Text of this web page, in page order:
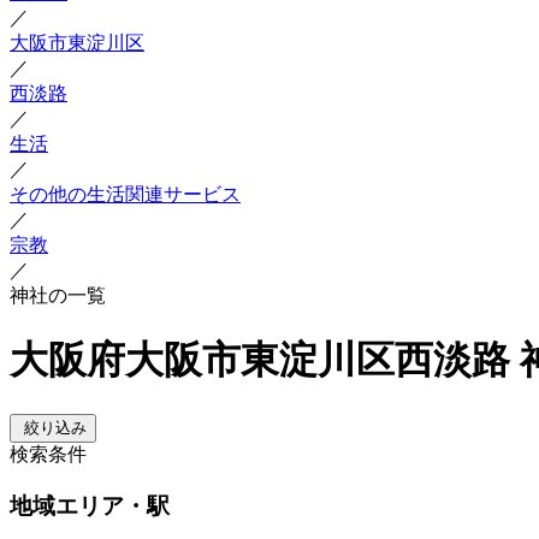
／
大阪市東淀川区
／
西淡路
／
生活
／
その他の生活関連サービス
／
宗教
／
神社の一覧
大阪府大阪市東淀川区西淡路
絞り込み
検索条件
地域エリア・駅